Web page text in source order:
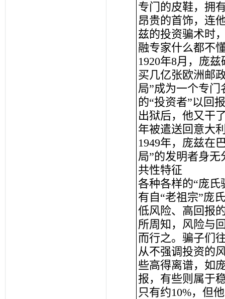
专门的皮鞋，拥
昂贵的首饰，连
兹的投资骗术时
融专家什么都不
1920年8月，庞
买几亿张欧洲邮
局”成为一个专
的“投资者”以回
出狱后，他又干
年被遣送回意大
1949年，庞兹在
局”的发明者身无
共性特征
各种各样的“庞
有自“老祖宗”庞
低风险、高回报
所周知，风险与
而行之。骗子们
从不强调投资的
些高得离谱，如
报，有些则属于
只有约10%，但